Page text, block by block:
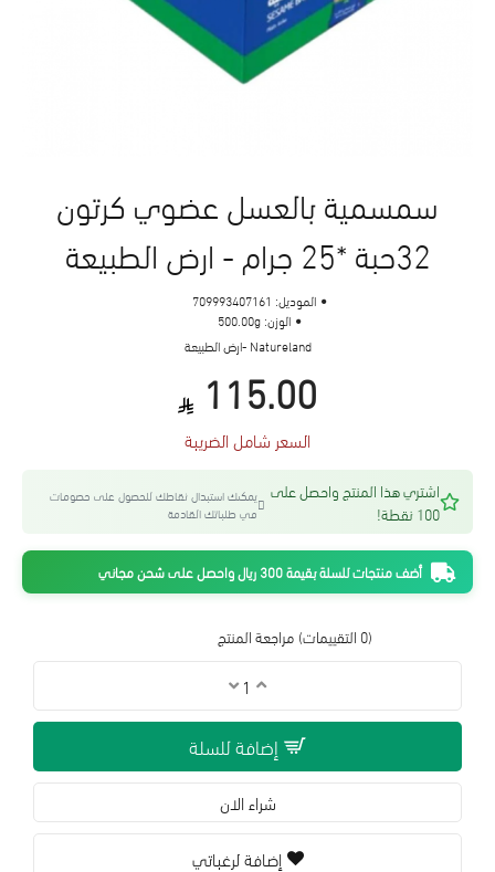
سمسمية بالعسل عضوي كرتون
32حبة *25 جرام - ارض الطبيعة
(0 التقييمات) مراجعة المنتج
115.00
السعر شامل الضريبة
الموديل: 709993407161
الوزن: 500.00g
Natureland -ارض الطبيعة
اشتري هذا المنتج واحصل على
100 نقطة!
يمكنك استبدال نقاطك للحصول على خصومات
في طلباتك القادمة
أضف منتجات للسلة بقيمة 300 ريال واحصل على شحن مجاني
إضافة للسلة
شراء الان
إضافة لرغباتي